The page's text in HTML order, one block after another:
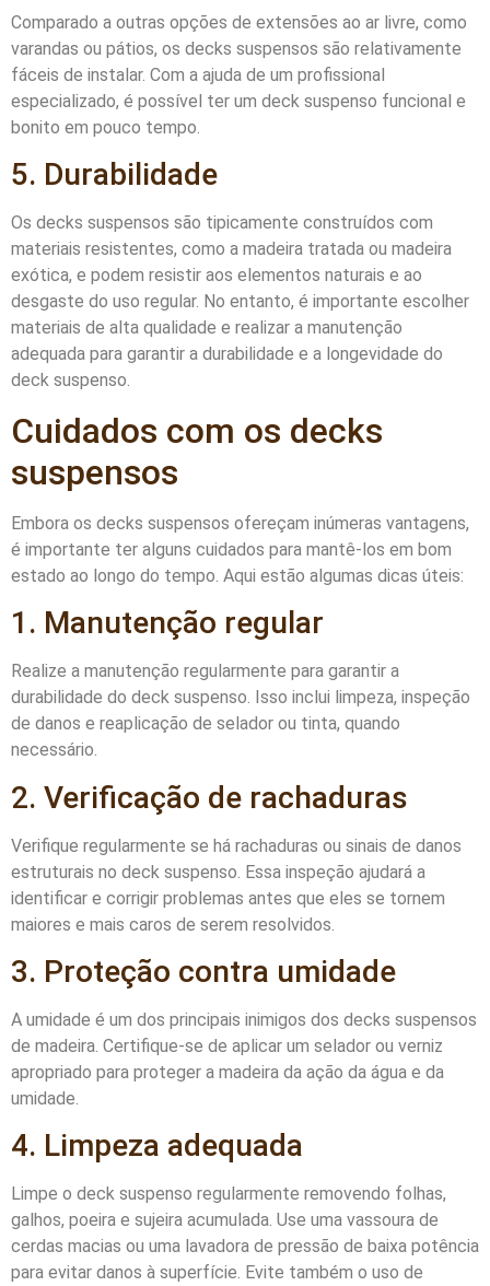
Comparado a outras opções de extensões ao ar livre, como
varandas ou pátios, os decks suspensos são relativamente
fáceis de instalar. Com a ajuda de um profissional
especializado, é possível ter um deck suspenso funcional e
bonito em pouco tempo.
5. Durabilidade
Os decks suspensos são tipicamente construídos com
materiais resistentes, como a madeira tratada ou madeira
exótica, e podem resistir aos elementos naturais e ao
desgaste do uso regular. No entanto, é importante escolher
materiais de alta qualidade e realizar a manutenção
adequada para garantir a durabilidade e a longevidade do
deck suspenso.
Cuidados com os decks
suspensos
Embora os decks suspensos ofereçam inúmeras vantagens,
é importante ter alguns cuidados para mantê-los em bom
estado ao longo do tempo. Aqui estão algumas dicas úteis:
1. Manutenção regular
Realize a manutenção regularmente para garantir a
durabilidade do deck suspenso. Isso inclui limpeza, inspeção
de danos e reaplicação de selador ou tinta, quando
necessário.
2. Verificação de rachaduras
Verifique regularmente se há rachaduras ou sinais de danos
estruturais no deck suspenso. Essa inspeção ajudará a
identificar e corrigir problemas antes que eles se tornem
maiores e mais caros de serem resolvidos.
3. Proteção contra umidade
A umidade é um dos principais inimigos dos decks suspensos
de madeira. Certifique-se de aplicar um selador ou verniz
apropriado para proteger a madeira da ação da água e da
umidade.
4. Limpeza adequada
Limpe o deck suspenso regularmente removendo folhas,
galhos, poeira e sujeira acumulada. Use uma vassoura de
cerdas macias ou uma lavadora de pressão de baixa potência
para evitar danos à superfície. Evite também o uso de